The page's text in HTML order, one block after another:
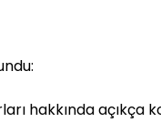
hakkında açıkça